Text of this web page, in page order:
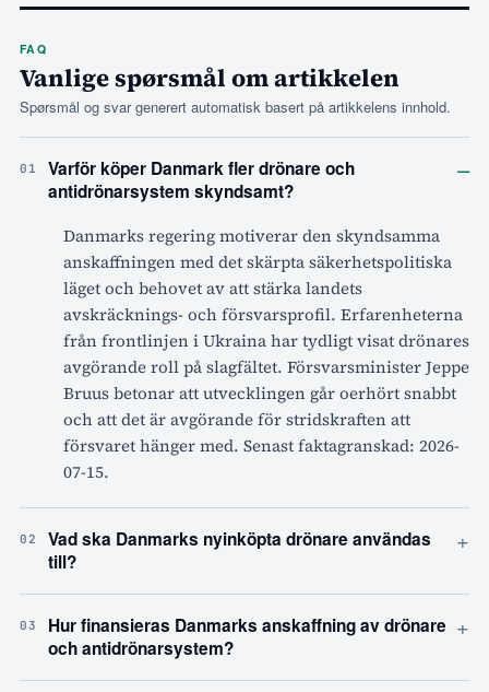
FAQ
Vanlige spørsmål om artikkelen
Spørsmål og svar generert automatisk basert på artikkelens innhold.
01
Varför köper Danmark fler drönare och
antidrönarsystem skyndsamt?
–
Danmarks regering motiverar den skyndsamma
anskaffningen med det skärpta säkerhetspolitiska
läget och behovet av att stärka landets
avskräcknings- och försvarsprofil. Erfarenheterna
från frontlinjen i Ukraina har tydligt visat drönares
avgörande roll på slagfältet. Försvarsminister Jeppe
Bruus betonar att utvecklingen går oerhört snabbt
och att det är avgörande för stridskraften att
försvaret hänger med. Senast faktagranskad: 2026-
07-15.
02
Vad ska Danmarks nyinköpta drönare användas
till?
+
03
Hur finansieras Danmarks anskaffning av drönare
och antidrönarsystem?
+